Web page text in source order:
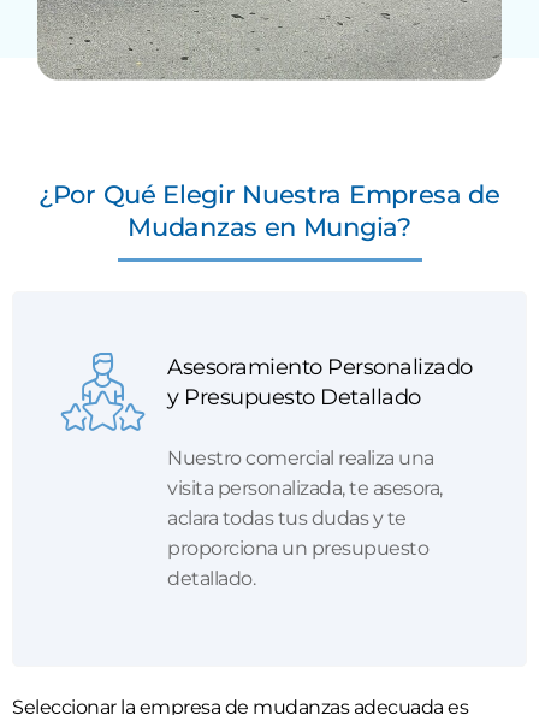
¿Por Qué Elegir Nuestra Empresa de
Mudanzas en Mungia?
Asesoramiento Personalizado
y Presupuesto Detallado
Nuestro comercial realiza una
visita personalizada, te asesora,
aclara todas tus dudas y te
proporciona un presupuesto
detallado.
Seleccionar la empresa de mudanzas adecuada es